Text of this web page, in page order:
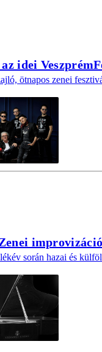
az idei
ötnapos zenei
során hazai és